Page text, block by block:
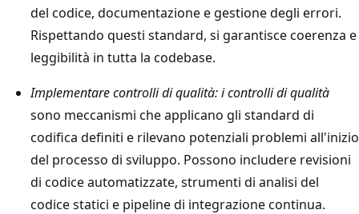
del codice, documentazione e gestione degli errori.
Rispettando questi standard, si garantisce coerenza e
leggibilità in tutta la codebase.
Implementare controlli di qualità: i controlli di qualità
sono meccanismi che applicano gli standard di
codifica definiti e rilevano potenziali problemi all'inizio
del processo di sviluppo. Possono includere revisioni
di codice automatizzate, strumenti di analisi del
codice statici e pipeline di integrazione continua.